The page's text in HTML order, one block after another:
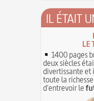
IL ÉTAIT
LE
1400 pages
deux siècles
divertissante et
toute la
d'entrevoir le